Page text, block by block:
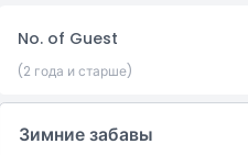
Включено
No. of Guest
(2 года и старше)
Зимние забавы